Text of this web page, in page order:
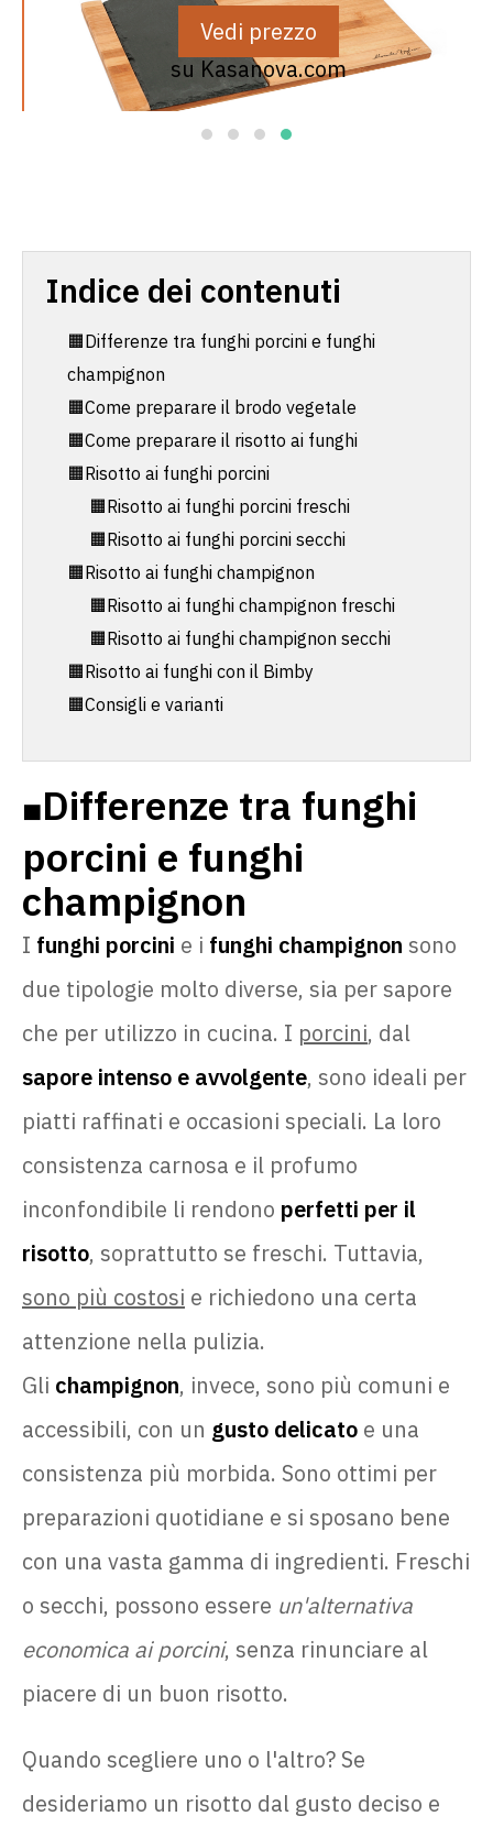
Vedi prezzo
su Kasanova.com
Indice dei contenuti
🟧Differenze tra funghi porcini e funghi
champignon
🟧Come preparare il brodo vegetale
🟧Come preparare il risotto ai funghi
🟧Risotto ai funghi porcini
🟧Risotto ai funghi porcini freschi
🟧Risotto ai funghi porcini secchi
🟧Risotto ai funghi champignon
🟧Risotto ai funghi champignon freschi
🟧Risotto ai funghi champignon secchi
🟧Risotto ai funghi con il Bimby
🟧Consigli e varianti
🟧Differenze tra funghi
porcini e funghi
champignon
I funghi porcini e i funghi champignon sono
due tipologie molto diverse, sia per sapore
che per utilizzo in cucina. I porcini, dal
sapore intenso e avvolgente, sono ideali per
piatti raffinati e occasioni speciali. La loro
consistenza carnosa e il profumo
inconfondibile li rendono perfetti per il
risotto, soprattutto se freschi. Tuttavia,
sono più costosi e richiedono una certa
attenzione nella pulizia.
Gli champignon, invece, sono più comuni e
accessibili, con un gusto delicato e una
consistenza più morbida. Sono ottimi per
preparazioni quotidiane e si sposano bene
con una vasta gamma di ingredienti. Freschi
o secchi, possono essere un'alternativa
economica ai porcini, senza rinunciare al
piacere di un buon risotto.
Quando scegliere uno o l'altro? Se
desideriamo un risotto dal gusto deciso e